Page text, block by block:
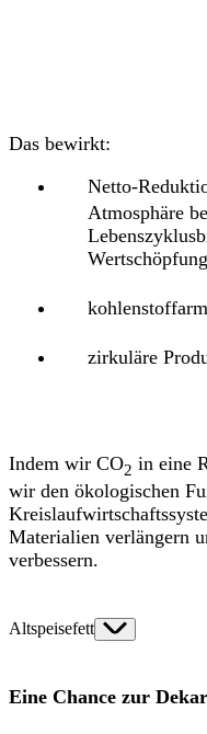
Das bewirkt:
Netto-
Atmosphäre
zirkuläre
Indem wir CO2 in eine
wir den ökologischen
Materialien verlängern
verbessern.
Altspeisefett
Eine Chance zur